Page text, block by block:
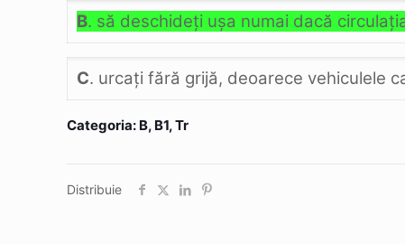
B. să deschideţi uşa numai dacă
C. urcaţi fără grijă, deoarece vehiculele
Categoria: B, B1, Tr
Distribuie